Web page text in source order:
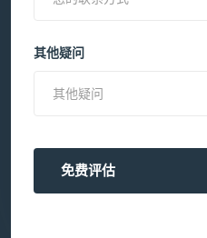
其他疑问
免费评估